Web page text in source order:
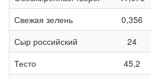
Свежая зелень
0,356
Сыр российский
24
Тесто
45,2